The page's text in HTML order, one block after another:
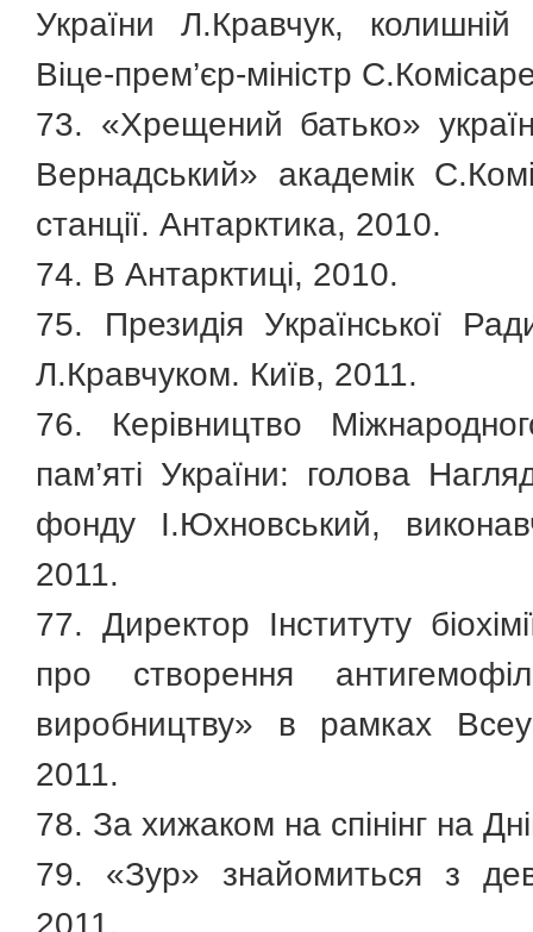
України Л.Кравчук,
Віце-прем’єр-міністр
73. «Хрещений батько»
Вернадський» академік
станції. Антарктика, 2010.
74. В Антарктиці, 2010.
75. Президія Української
Л.Кравчуком. Київ, 2011.
76. Керівництво
пам’яті України: голова
фонду І.Юхновський,
2011.
77. Директор Інституту
про створення
виробництву» в рамках
2011.
78. За хижаком на спінінг на
79. «Зур» знайомиться з
2011.